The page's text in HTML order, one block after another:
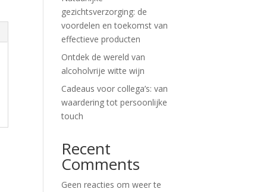
gezichtsverzorging: de
voordelen en toekomst van
effectieve producten
Ontdek de wereld van
alcoholvrije witte wijn
Cadeaus voor collega’s: van
waardering tot persoonlijke
touch
Recent
Comments
Geen reacties om weer te